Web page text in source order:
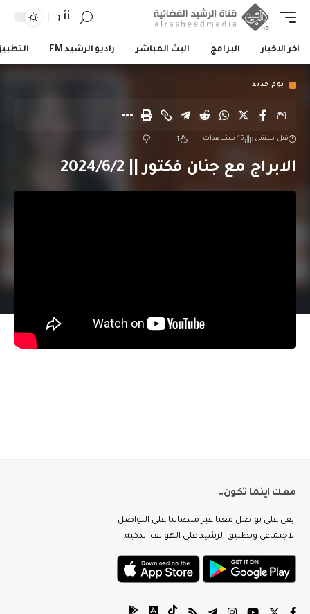
أأ
اخر الاخبار البرامج البث المباشر راديو الرشيد FM
يوم جديد
قبل سنتين 15 مشاهدات 1
الابراج مع جنان فكتور || 2024/6/2
معك اينما تكون..
ابقى على تواصل معنا عبر منصاتنا على التواصل
الاجتماعي وتطبيق الرشيد على الهواتف الذكية.